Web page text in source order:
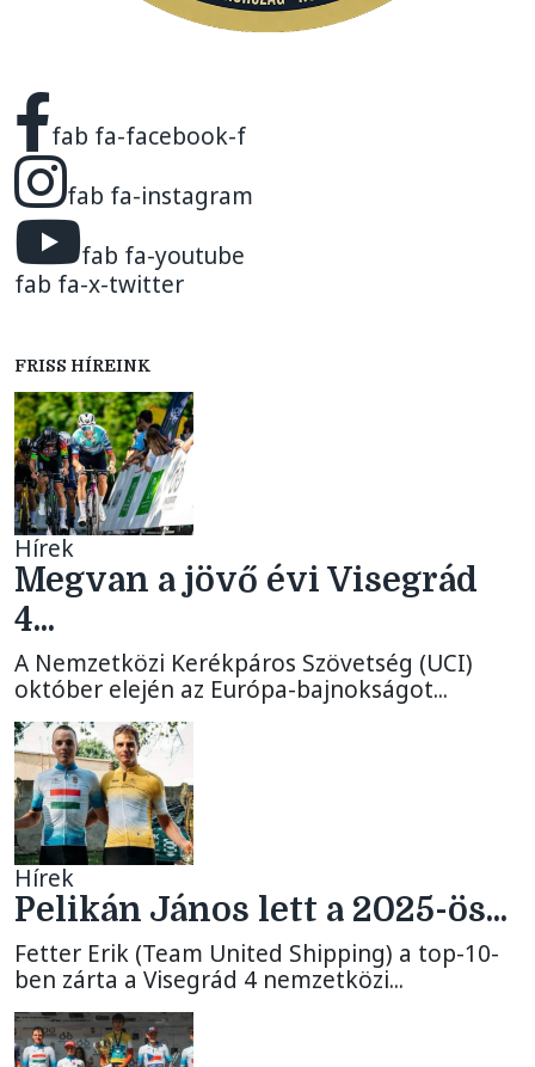
fab fa-facebook-f
fab fa-instagram
fab fa-youtube
fab fa-x-twitter
FRISS HÍREINK
Hírek
Megvan a jövő évi Visegrád
4...
A Nemzetközi Kerékpáros Szövetség (UCI)
október elején az Európa-bajnokságot...
Hírek
Pelikán János lett a 2025-ös...
Fetter Erik (Team United Shipping) a top-10-
ben zárta a Visegrád 4 nemzetközi...